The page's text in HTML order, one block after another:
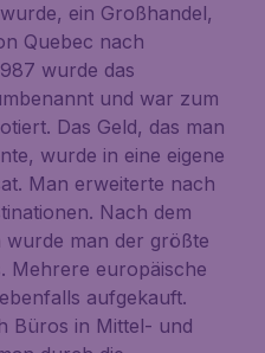
ein Großhandel,
Quebec nach
wurde das
und war zum
Das Geld, das man
wurde in eine eigene
Man erweiterte nach
Nach dem
wurde man der größte
Mehrere europäische
aufgekauft.
Büros in Mittel- und